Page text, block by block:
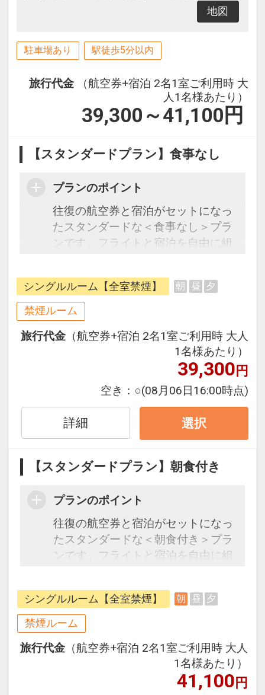
地図
駐車場あり 駅徒歩5分以内
旅行代金
（航空券+宿泊 2名1室ご利用時 大
人1名様あたり）
39,300～41,100 円
【スタンダードプラン】食事なし
プランのポイント
往復の航空券と宿泊がセットになっ
たスタンダードな＜食事なし＞プラ
ンです。フライトと宿泊を自由に組
ージだから、一都市滞在はもちろん
周遊旅行にも最適！
旅行期間中の1泊だけの宿泊や延
泊・飛び泊なども自由自在です。
フライトは、安心のJAL（または
JALグループ）確約！フライトマイ
オプションでレンタカーや現地交
約）が可能なプランもございます。
シングルルーム【全室禁煙】 朝 昼 夕
禁煙ルーム
旅行代金 （航空券+宿泊 2名1室ご利用時 大人
1名様あたり）
39,300円
空き： ○(08月06日16:00時点)
詳細 選択
【スタンダードプラン】朝食付き
プランのポイント
往復の航空券と宿泊がセットになっ
たスタンダードな＜朝食付き＞プラ
ンです。フライトと宿泊を自由に組
ージだから、一都市滞在はもちろん
周遊旅行にも最適！
旅行期間中の1泊だけの宿泊や延
泊・飛び泊なども自由自在です。
フライトは、安心のJAL（または
JALグループ）確約！フライトマイ
シングルルーム【全室禁煙】 朝 昼 夕
禁煙ルーム
旅行代金 （航空券+宿泊 2名1室ご利用時 大人
1名様あたり）
41,100円